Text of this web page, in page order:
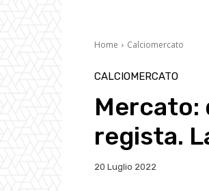
Home Calciomercato
CALCIOMERCATO
Mercato:
regista.
20 Luglio 2022